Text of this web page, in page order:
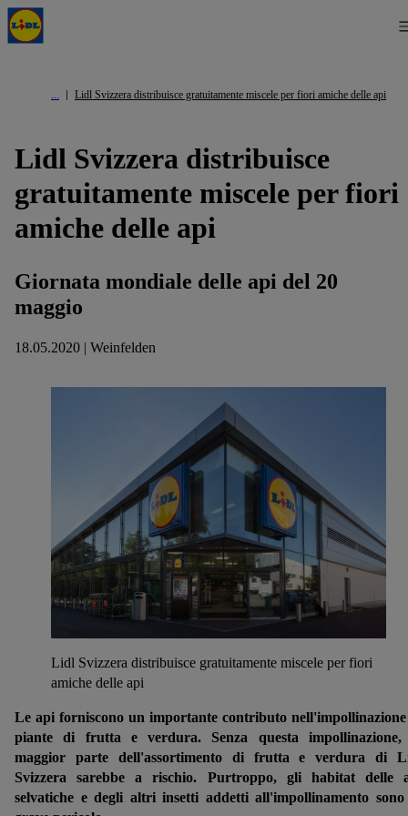
Lidl Svizzera distribuisce gratuitamente miscele per fiori amiche delle api
Lidl Svizzera distribuisce
gratuitamente miscele per fiori
amiche delle api
Giornata mondiale delle api del 20
maggio
18.05.2020 | Weinfelden
Lidl Svizzera distribuisce gratuitamente miscele per fiori
amiche delle api
Le api forniscono un importante contributo
piante di frutta e verdura. Senza questa
maggior parte dell'assortimento di frutta e verdura di
Svizzera sarebbe a rischio. Purtroppo, gli habitat delle
selvatiche e degli altri insetti addetti all'impollinamento